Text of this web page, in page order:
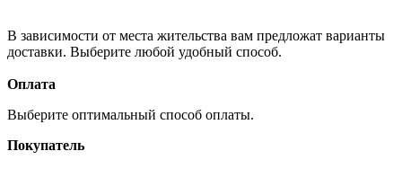
В зависимости от места жительства вам предложат варианты
доставки. Выберите любой удобный способ.
Оплата
Выберите оптимальный способ оплаты.
Покупатель